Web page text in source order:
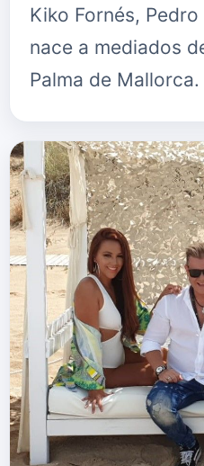
Kiko Fornés,
nace a mediados
Palma de
más decididos